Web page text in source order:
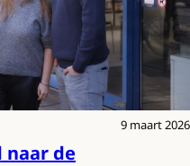
9 maart 2026
naar de